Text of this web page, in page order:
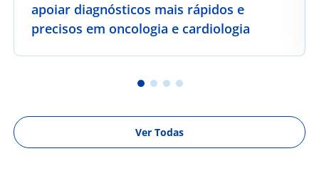
apoiar diagnósticos mais rápidos e
precisos em oncologia e cardiologia
Ver Todas